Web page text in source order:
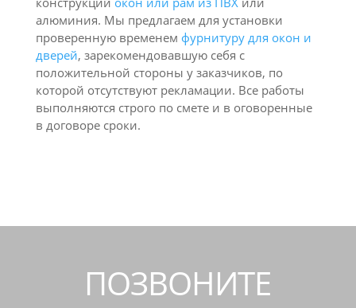
алюминия. Мы предлагаем для установки
проверенную временем фурнитуру для окон и
дверей, зарекомендовавшую себя с
положительной стороны у заказчиков, по
которой отсутствуют рекламации. Все работы
выполняются строго по смете и в оговоренные
в договоре сроки.
ПОЗВОНИТЕ